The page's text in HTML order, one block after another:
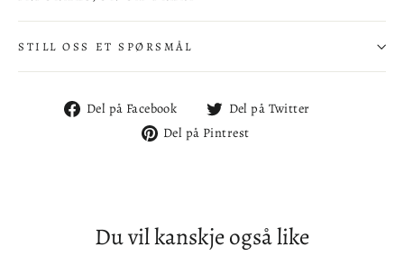
STILL OSS ET SPØRSMÅL
Del på Facebook
Del
på
Del på Twitter
Del på Pintrest
Du vil kanskje også like